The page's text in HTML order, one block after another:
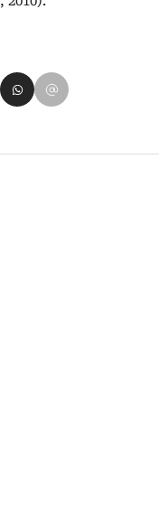
LinkedIn
su Pinterest
Condividi su WhatsApp
Condividi su Email